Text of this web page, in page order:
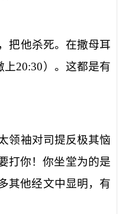
把他杀死。在撒母耳
上20:30）。这都是有
领袖对司提反极其恼
打你！你坐堂为的是
其他经文中显明，有